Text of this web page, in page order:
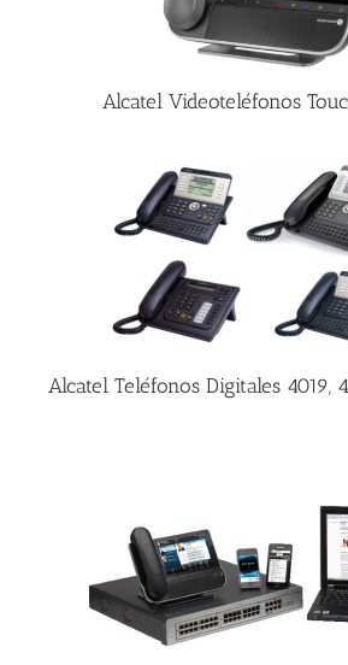
Alcatel Videoteléfonos
Alcatel Teléfonos Digitales 4019,